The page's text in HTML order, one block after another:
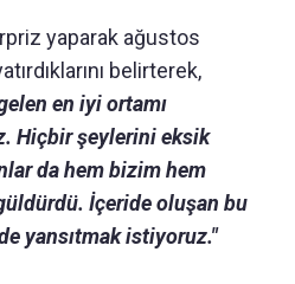
yaparak ağustos
belirterek,
en iyi ortamı
Hiçbir şeylerini eksik
da hem bizim hem
İçeride oluşan bu
yansıtmak istiyoruz."